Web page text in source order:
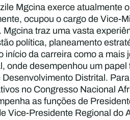
Mgcina exerce atualmente
ocupou o cargo de Vice-
traz uma vasta
política, planeamento
da carreira como a
onde desempenhou um
Distrital.
no Congresso Nacional
as funções de
Vice-Presidente Regional do